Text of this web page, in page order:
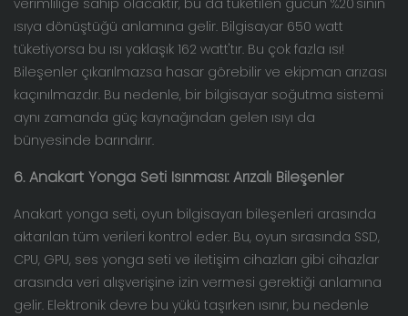
verimliliğe sahip olacaktır, bu da tüketilen gücün %20'sinin
ısıya dönüştüğü anlamına gelir. Bilgisayar 650 watt
tüketiyorsa bu ısı yaklaşık 162 watt'tır. Bu çok fazla ısı!
Bileşenler çıkarılmazsa hasar görebilir ve ekipman arızası
kaçınılmazdır. Bu nedenle, bir bilgisayar soğutma sistemi
aynı zamanda güç kaynağından gelen ısıyı da
bünyesinde barındırır.
6. Anakart Yonga Seti Isınması: Arızalı Bileşenler
Anakart yonga seti, oyun bilgisayarı bileşenleri arasında
aktarılan tüm verileri kontrol eder. Bu, oyun sırasında SSD,
CPU, GPU, ses yonga seti ve iletişim cihazları gibi cihazlar
arasında veri alışverişine izin vermesi gerektiği anlamına
gelir. Elektronik devre bu yükü taşırken ısınır, bu nedenle